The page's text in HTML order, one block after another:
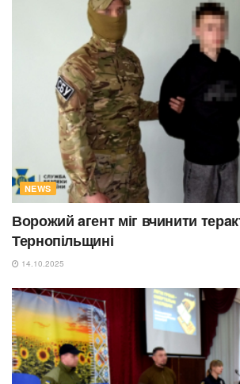
NEWS
Ворожий aгент міг вчинити
Тернопільщині
14.10.2025